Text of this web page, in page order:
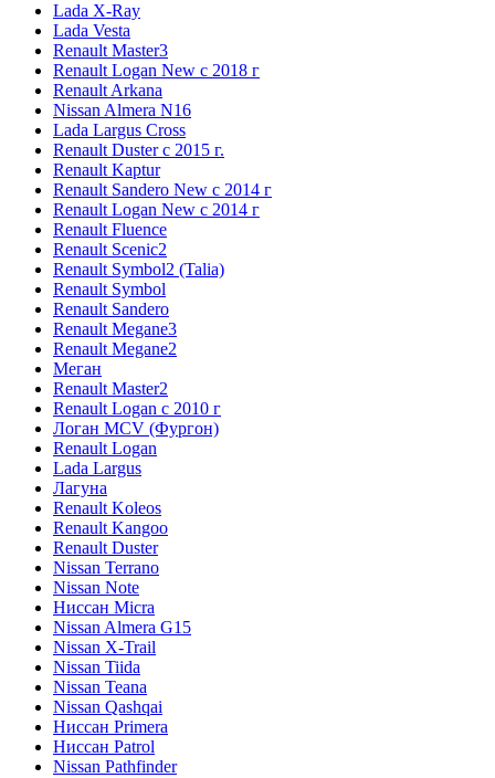
Lada X-Ray
Lada Vesta
Renault Master3
Renault Logan New с 2018 г
Renault Arkana
Nissan Almera N16
Lada Largus Cross
Renault Duster с 2015 г.
Renault Kaptur
Renault Sandero New с 2014 г
Renault Logan New с 2014 г
Renault Fluence
Renault Scenic2
Renault Symbol2 (Talia)
Renault Symbol
Renault Sandero
Renault Megane3
Renault Megane2
Меган
Renault Master2
Renault Logan c 2010 г
Логан МСV (Фургон)
Renault Logan
Lada Largus
Лагуна
Renault Koleos
Renault Kangoo
Renault Duster
Nissan Terrano
Nissan Note
Ниссан Micra
Nissan Almera G15
Nissan X-Trail
Nissan Tiida
Nissan Teana
Nissan Qashqai
Ниссан Primera
Ниссан Patrol
Nissan Pathfinder